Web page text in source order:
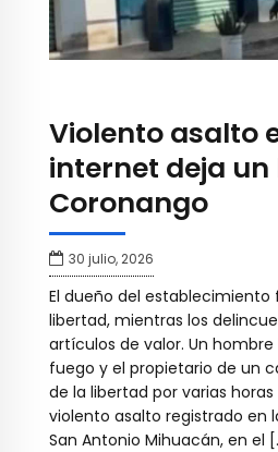
Violento asalto
internet deja un
Coronango
30 julio, 2026
El dueño del establecimiento
libertad, mientras los
artículos de valor. Un
fuego y el propietario de un
de la libertad por varias
violento asalto registrado en
San Antonio Mihuacán, en el